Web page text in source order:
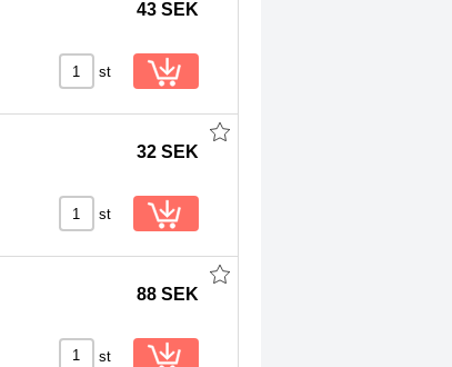
43 SEK
st
32 SEK
st
88 SEK
st